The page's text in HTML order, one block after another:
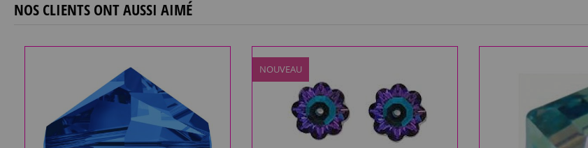
NOS CLIENTS ONT AUSSI AIMÉ
NOUVEAU